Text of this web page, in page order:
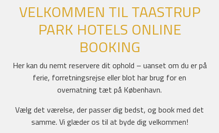
VELKOMMEN TIL TAASTRUP
PARK HOTELS ONLINE
BOOKING
Her kan du nemt reservere dit ophold – uanset om du er på
ferie, forretningsrejse eller blot har brug for en
overnatning tæt på København.
Vælg det værelse, der passer dig bedst, og book med det
samme. Vi glæder os til at byde dig velkommen!